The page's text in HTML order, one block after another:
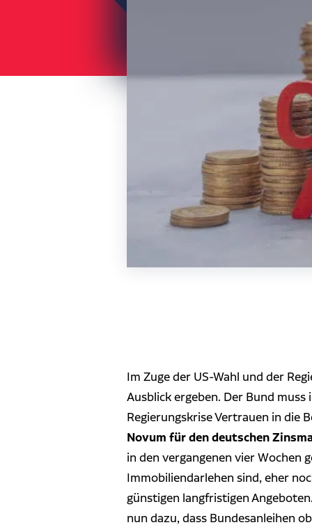
Im Zuge der US-Wahl und der
Ausblick ergeben. Der Bund
Regierungskrise Vertrauen in die
Novum für den deutschen
in den vergangenen vier Wochen
Immobiliendarlehen sind, eher
günstigen langfristigen
nun dazu, dass Bundesanleihen